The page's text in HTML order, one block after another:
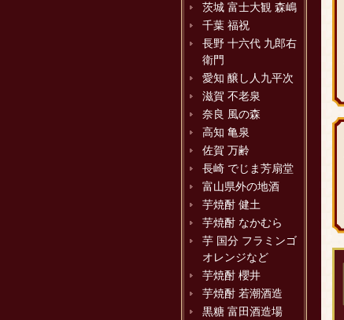
茨城 富士大観 森嶋
千葉 福祝
長野 十六代 九郎右
衛門
愛知 醸し人九平次
滋賀 不老泉
奈良 風の森
高知 亀泉
佐賀 万齢
長崎 でじま芳扇堂
富山県外の地酒
芋焼酎 健土
芋焼酎 なかむら
芋 国分 フラミンゴ
オレンジなど
芋焼酎 櫻井
芋焼酎 若潮酒造
黒糖 富田酒造場